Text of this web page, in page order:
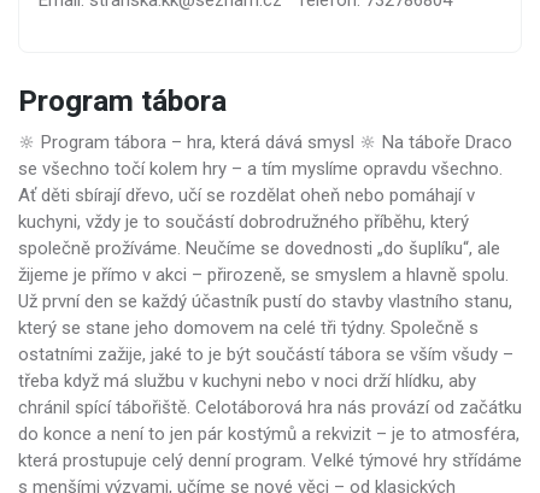
Program tábora
🔆 Program tábora – hra, která dává smysl 🔆 Na táboře Draco
se všechno točí kolem hry – a tím myslíme opravdu všechno.
Ať děti sbírají dřevo, učí se rozdělat oheň nebo pomáhají v
kuchyni, vždy je to součástí dobrodružného příběhu, který
společně prožíváme. Neučíme se dovednosti „do šuplíku“, ale
žijeme je přímo v akci – přirozeně, se smyslem a hlavně spolu.
Už první den se každý účastník pustí do stavby vlastního stanu,
který se stane jeho domovem na celé tři týdny. Společně s
ostatními zažije, jaké to je být součástí tábora se vším všudy –
třeba když má službu v kuchyni nebo v noci drží hlídku, aby
chránil spící tábořiště. Celotáborová hra nás provází od začátku
do konce a není to jen pár kostýmů a rekvizit – je to atmosféra,
která prostupuje celý denní program. Velké týmové hry střídáme
s menšími výzvami, učíme se nové věci – od klasických